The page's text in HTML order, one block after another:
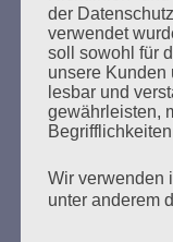
der
verwendet
soll sowohl für
unsere Kunden
lesbar und
gewährleisten,
Wir verwenden
unter anderem